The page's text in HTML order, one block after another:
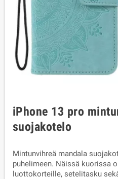
iPhone 13 pro
suojakotelo
Mintunvihreä mandala
puhelimeen. Näissä kuorissa
luottokorteille, setelitasku